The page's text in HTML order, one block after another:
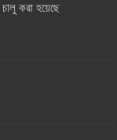
করা হয়েছে